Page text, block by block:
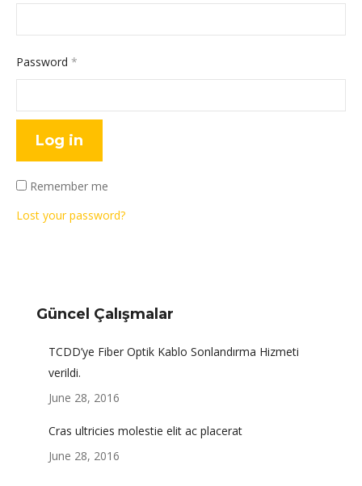
Password *
Log in
Remember me
Lost your password?
Güncel Çalışmalar
TCDD’ye Fiber Optik Kablo Sonlandırma Hizmeti
verildi.
June 28, 2016
Cras ultricies molestie elit ac placerat
June 28, 2016